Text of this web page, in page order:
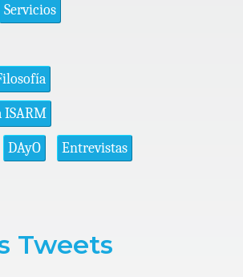
Servicios
ISARM
DAyO Entrevistas
Tweets